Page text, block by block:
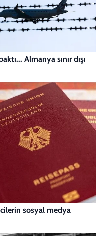
Almanya sınır dışı
sosyal medya